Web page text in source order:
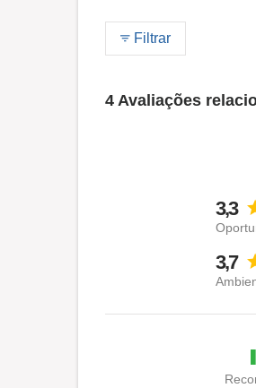
Filtrar
4 Avaliações
3,3
3,7